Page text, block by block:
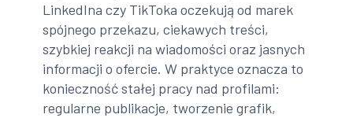
LinkedIna czy TikToka oczekują od marek
spójnego przekazu, ciekawych treści,
szybkiej reakcji na wiadomości oraz jasnych
informacji o ofercie. W praktyce oznacza to
konieczność stałej pracy nad profilami:
regularne publikacje, tworzenie grafik,